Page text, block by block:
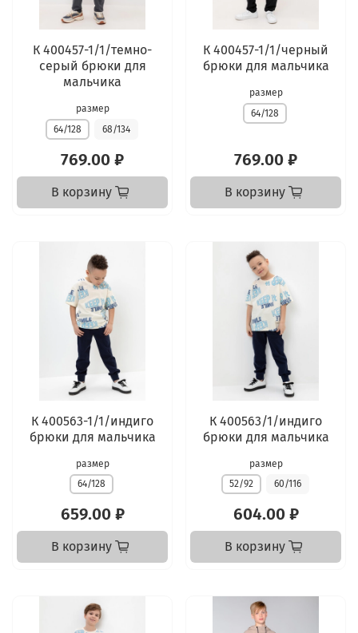
К 400457-1/1/темно-
серый брюки для
мальчика
размер
64/128
68/134
769.00 ₽
В корзину
К 400457-1/1/черный
брюки для мальчика
размер
64/128
769.00 ₽
В корзину
К 400563-1/1/индиго
брюки для мальчика
размер
64/128
659.00 ₽
В корзину
К 400563/1/индиго
брюки для мальчика
размер
52/92
60/116
604.00 ₽
В корзину